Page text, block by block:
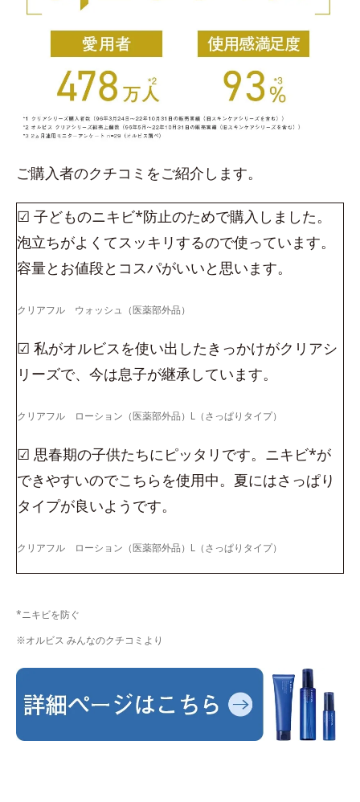
ご購入者のクチコミをご紹介します。
☑ 子どものニキビ*防止のためで購入しました。
泡立ちがよくてスッキリするので使っています。
容量とお値段とコスパがいいと思います。
クリアフル ウォッシュ（医薬部外品）
☑ 私がオルビスを使い出したきっかけがクリアシ
リーズで、今は息子が継承しています。
クリアフル ローション（医薬部外品）L（さっぱりタイプ）
☑ 思春期の子供たちにピッタリです。ニキビ*が
できやすいのでこちらを使用中。夏にはさっぱり
タイプが良いようです。
クリアフル ローション（医薬部外品）L（さっぱりタイプ）
*ニキビを防ぐ
※オルビス みんなのクチコミより